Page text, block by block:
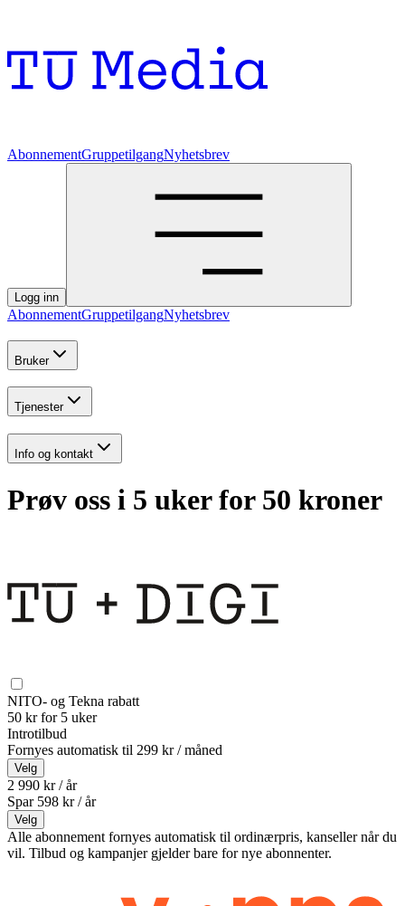
AbonnementGruppetilgangNyhetsbrev
Logg inn
AbonnementGruppetilgangNyhetsbrev
Bruker
Tjenester
Info og kontakt
Prøv oss i 5 uker for 50 kroner
NITO- og Tekna rabatt
50 kr for 5 uker
Introtilbud
Fornyes automatisk til 299 kr / måned
Velg
2 990 kr / år
Spar 598 kr /år
Velg
Alle abonnement fornyes automatisk til ordinærpris, kanseller når du
vil. Tilbud og kampanjer gjelder bare for nye abonnenter.